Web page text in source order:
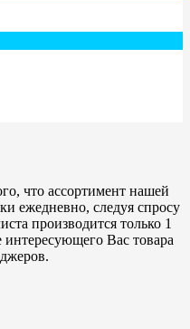
что ассортимент нашей
ежедневно, следуя спросу
производится только 1
Вас товара